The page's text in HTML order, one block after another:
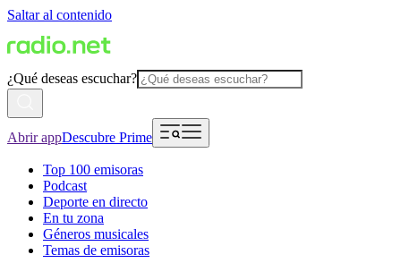
Saltar al contenido
¿Qué deseas escuchar?
Abrir appDescubre Prime
Top 100 emisoras
Podcast
Deporte en directo
En tu zona
Géneros musicales
Temas de emisoras